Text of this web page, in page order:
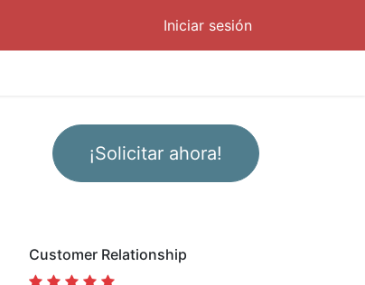
Iniciar sesión
¡Solicitar ahora!
Customer Relationship